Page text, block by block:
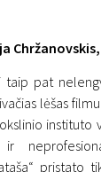
taip pat
lėšas
instituto
ir